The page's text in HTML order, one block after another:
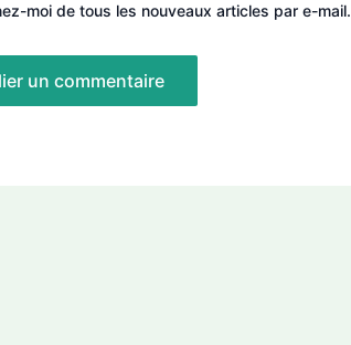
moi de tous les nouveaux articles par e-mail.